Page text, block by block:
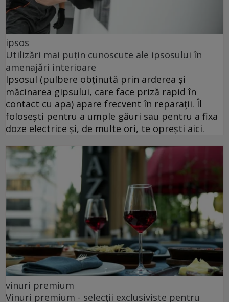
ipsos
Utilizări mai puțin cunoscute ale ipsosului în
amenajări interioare
Ipsosul (pulbere obținută prin arderea și
măcinarea gipsului, care face priză rapid în
contact cu apa) apare frecvent în reparații. Îl
folosești pentru a umple găuri sau pentru a fixa
doze electrice și, de multe ori, te oprești aici.
vinuri premium
Vinuri premium - selecții exclusiviste pentru